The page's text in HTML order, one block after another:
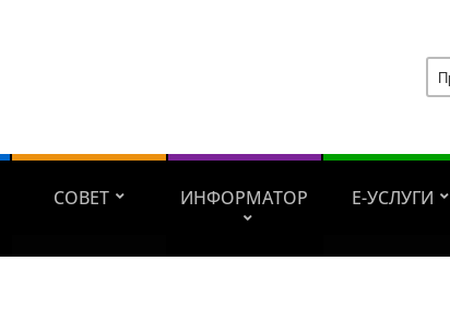
СОВЕТ ИНФОРМАТОР Е-УСЛУГИ